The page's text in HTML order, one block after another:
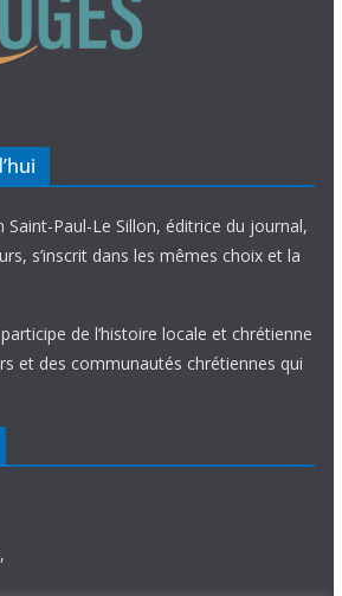
Saint-Paul-Le Sillon, éditrice du journal,
s’inscrit dans les mêmes choix et la
de l’histoire locale et chrétienne
et des communautés chrétiennes qui